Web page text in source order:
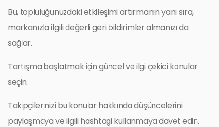
Bu, topluluğunuzdaki etkileşimi artırmanın yanı sıra,
markanızla ilgili değerli geri bildirimler almanızı da
sağlar.
Tartışma başlatmak için güncel ve ilgi çekici konular
seçin.
Takipçilerinizi bu konular hakkında düşüncelerini
paylaşmaya ve ilgili hashtagi kullanmaya davet edin.